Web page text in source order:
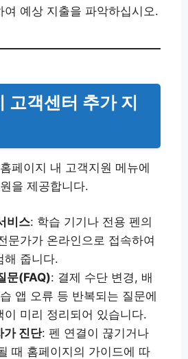
여 예상 지출을 파악하십시오.
고객센터 추가 지
페이지 내 고객지원 메뉴에
을 제공합니다.
비스: 학습 기기나 전용 펜의
문가가 온라인으로 접속하여
해 줍니다.
문(FAQ): 결제 수단 변경, 배
앱 오류 등 반복되는 질문에
이 미리 정리되어 있습니다.
가 진단: 펜 연결이 끊기거나
때 홈페이지의 가이드에 따